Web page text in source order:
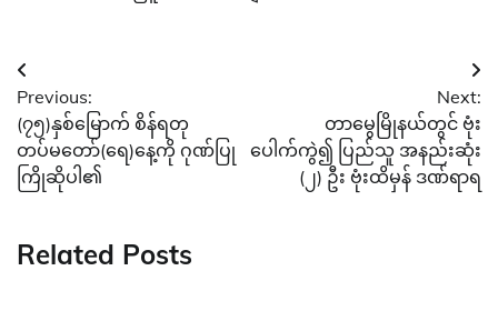
Post
navigation
Previous:
(၇၅)နှစ်မြောက် စိန်ရတု
တပ်မတော်(ရေ)နေ့ကို ဂုဏ်ပြု
ကြိုဆိုပါ၏
Next:
တာမွေမြိုနယ်တွင် ဗုံး
ပေါက်ကွဲ၍ ပြည်သူ အနည်းဆုံး
(၂) ဦး ဗုံးထိမှန် ဒဏ်ရာရ
Related Posts